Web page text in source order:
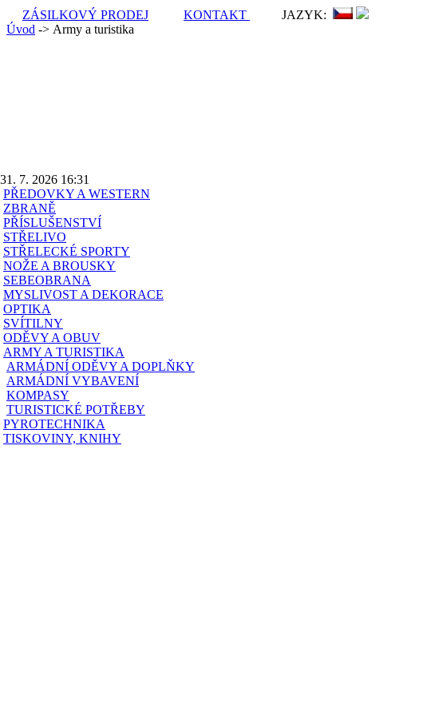
ZÁSILKOVÝ PRODEJ KONTAKT
JAZYK:
Úvod -> Army a turistika
31. 7. 2026 16:31
PŘEDOVKY A WESTERN
ZBRANĚ
PŘÍSLUŠENSTVÍ
STŘELIVO
STŘELECKÉ SPORTY
NOŽE A BROUSKY
SEBEOBRANA
MYSLIVOST A DEKORACE
OPTIKA
SVÍTILNY
ODĚVY A OBUV
ARMY A TURISTIKA
ARMÁDNÍ ODĚVY A DOPLŇKY
ARMÁDNÍ VYBAVENÍ
KOMPASY
TURISTICKÉ POTŘEBY
PYROTECHNIKA
TISKOVINY, KNIHY